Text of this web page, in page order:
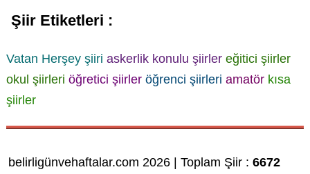
Şiir Etiketleri :
Vatan Herşey şiiri askerlik konulu şiirler eğitici şiirler
okul şiirleri öğretici şiirler öğrenci şiirleri amatör kısa
şiirler
belirligünvehaftalar.com 2026 | Toplam Şiir :6672